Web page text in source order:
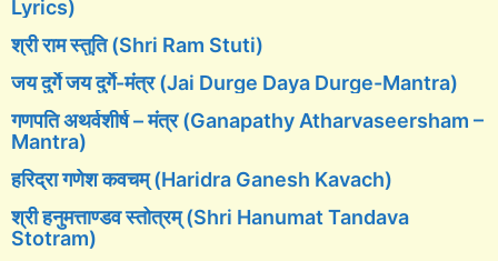
Lyrics)
श्री राम स्तुति (Shri Ram Stuti)
जय दुर्गे जय दुर्गे-मंत्र (Jai Durge Daya Durge-Mantra)
गणपति अथर्वशीर्ष – मंत्र (Ganapathy Atharvaseersham –
Mantra)
हरिद्रा गणेश कवचम् (Haridra Ganesh Kavach)
श्री हनुमत्ताण्डव स्तोत्रम् (Shri Hanumat Tandava
Stotram)